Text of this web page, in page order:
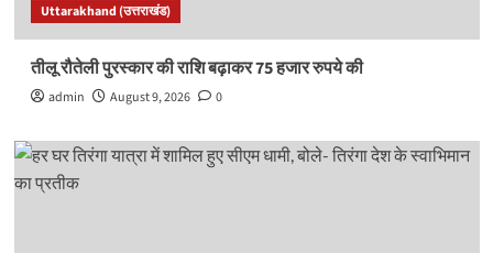
Uttarakhand (उत्तराखंड)
तीलू रौतेली पुरस्कार की राशि बढ़ाकर 75 हजार रुपये की
admin August 9, 2026 0